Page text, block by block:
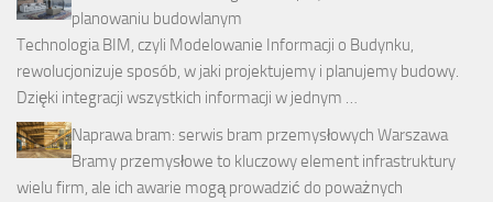
planowaniu budowlanym
Technologia BIM, czyli Modelowanie Informacji o Budynku,
rewolucjonizuje sposób, w jaki projektujemy i planujemy budowy.
Dzięki integracji wszystkich informacji w jednym …
Naprawa bram: serwis bram przemysłowych Warszawa
Bramy przemysłowe to kluczowy element infrastruktury
wielu firm, ale ich awarie mogą prowadzić do poważnych